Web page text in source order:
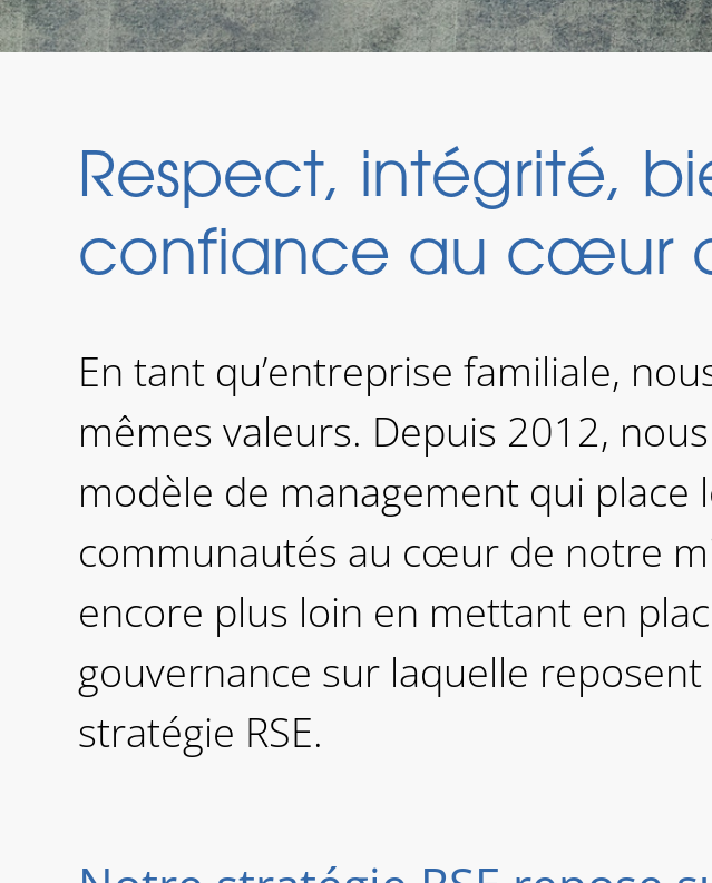
Respect, intégrité,
confiance au cœur
En tant qu’entreprise familiale,
mêmes valeurs. Depuis 2012,
modèle de management qui
communautés au cœur de notre
encore plus loin en mettant en
gouvernance sur laquelle
stratégie RSE.